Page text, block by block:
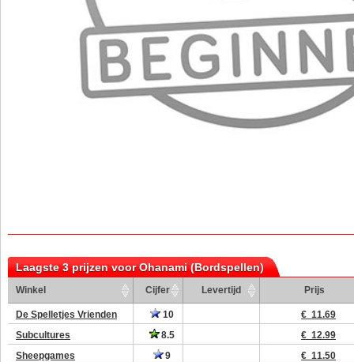
Laagste 3 prijzen voor Ohanami (Bordspellen)
Winkel Cijfer Levertijd Prijs
De Spelletjes Vrienden 10
€ 11.69
Subcultures
8.5
€ 12.99
Sheepgames
9 € 11.50